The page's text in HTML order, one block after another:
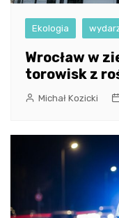
Ekologia
Wrocław w
torowisk z
Michał Kozicki